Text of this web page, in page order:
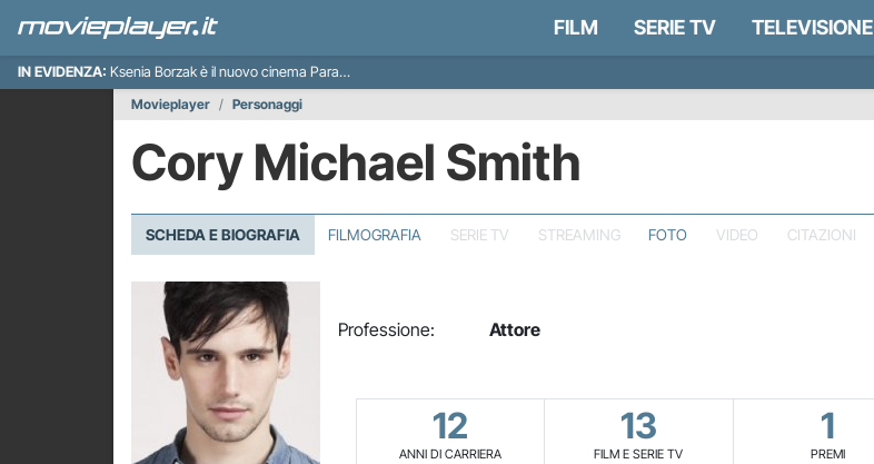
FILM SERIE TV TELEVISIONE
IN EVIDENZA: Ksenia Borzak è il nuovo cinema Paradiso italiano
Movieplayer
Personaggi
Cory Michael Smith
SCHEDA E BIOGRAFIA FILMOGRAFIA SERIE TV STREAMING FOTO VIDEO CITAZIONI
Professione: Attore
12
ANNI DI CARRIERA
13
FILM E SERIE TV
1
PREMI